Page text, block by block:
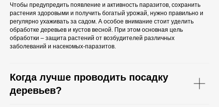
Чтобы предупредить появление и активность паразитов, сохранить
растения здоровыми и получить богатый урожай, нужно правильно и
регулярно ухаживать за садом. А особое внимание стоит уделить
обработке деревьев и кустов весной. При этом основная цель
обработки – защита растений от возбудителей различных
заболеваний и насекомых-паразитов.
Когда лучше проводить посадку
деревьев?